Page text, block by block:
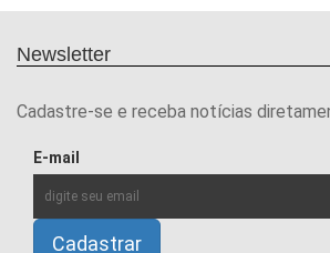
Newsletter
Cadastre-se e receba notícias
E-mail